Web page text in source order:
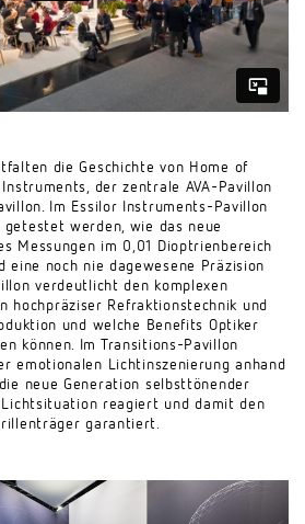
die Geschichte von Home of
der zentrale AVA-Pavillon
Im Essilor Instruments-Pavillon
werden, wie das neue
Messungen im 0,01 Dioptrienbereich
eine noch nie dagewesene Präzision
verdeutlicht den komplexen
hochpräziser Refraktionstechnik und
und welche Benefits Optiker
können. Im Transitions-Pavillon
emotionalen Lichtinszenierung anhand
neue Generation selbsttönender
reagiert und damit den
garantiert.